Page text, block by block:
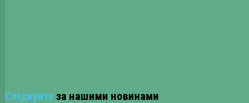
Слідкуйтеза нашими новинами